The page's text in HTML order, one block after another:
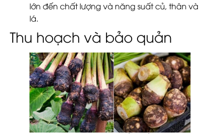
lớn đến chất lượng và năng suất củ, thân và
lá.
Thu hoạch và bảo quản